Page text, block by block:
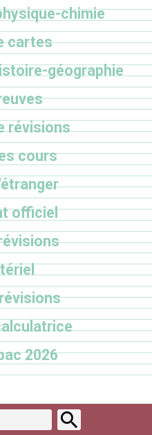
chimie
cartes
géographie
révisions
cours
officiel
2026